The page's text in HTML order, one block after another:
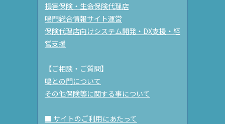
損害保険・生命保険代理店
鳴門総合情報サイト運営
保険代理店向けシステム開発・DX支援・経
営支援
【ご相談・ご質問】
鳴との門について
その他保険等に関する事について
■ サイトのご利用にあたって